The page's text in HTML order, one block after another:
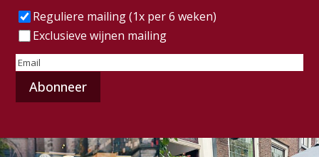
Frequentie(Vereist)
Reguliere mailing (1x per 6 weken)
Exclusieve wijnen mailing
E-
mailadres